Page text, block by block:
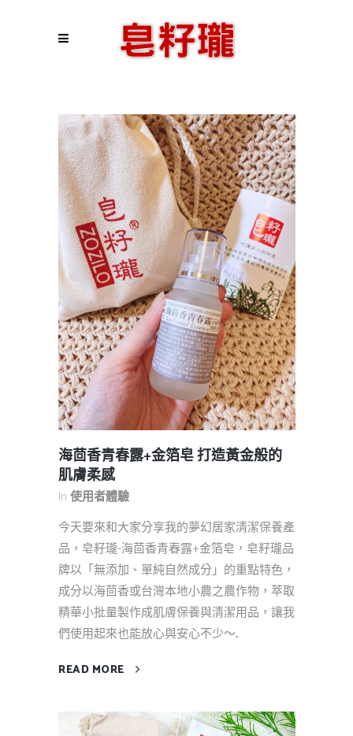
海茴香青春露+金箔皂 打造黃金般的
肌膚柔感
In 使用者體驗
今天要來和大家分享我的夢幻居家清潔保養產
品，皂籽瓏-海茴香青春露+金箔皂，皂籽瓏品
牌以「無添加、單純自然成分」的重點特色，
成分以海茴香或台灣本地小農之農作物，萃取
精華小批量製作成肌膚保養與清潔用品，讓我
們使用起來也能放心與安心不少～...
READ MORE